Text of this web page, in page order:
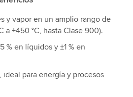
y vapor en un amplio rango de
a +450 °C, hasta Clase 900).
% en líquidos y ±1 % en
ideal para energía y procesos